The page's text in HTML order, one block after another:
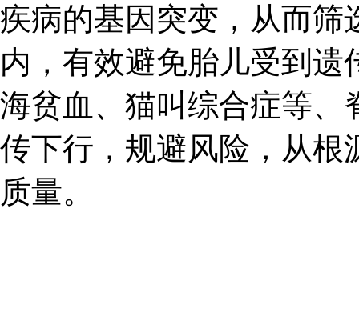
疾病的基因突变，从而筛
内，有效避免胎儿受到
海贫血、猫叫综合症等、
传下行，规避风险，从根
质量。